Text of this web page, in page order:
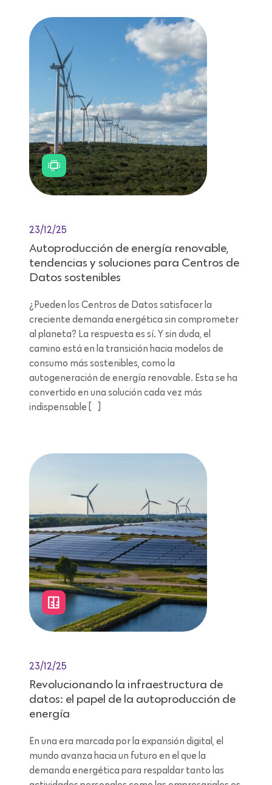
23/12/25
Autoproducción de energía renovable,
tendencias y soluciones para Centros de
Datos sostenibles
¿Pueden los Centros de Datos satisfacer la
creciente demanda energética sin comprometer
al planeta? La respuesta es sí. Y sin duda, el
camino está en la transición hacia modelos de
consumo más sostenibles, como la
autogeneración de energía renovable. Esta se ha
convertido en una solución cada vez más
indispensable […]
23/12/25
Revolucionando la infraestructura de
datos: el papel de la autoproducción de
energía
En una era marcada por la expansión digital, el
mundo avanza hacia un futuro en el que la
demanda energética para respaldar tanto las